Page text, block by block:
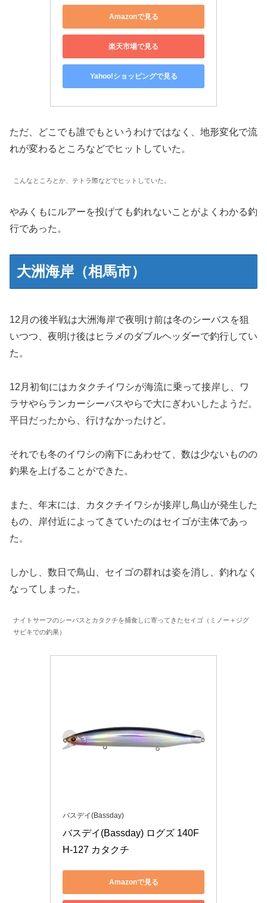
Amazonで見る
楽天市場で見る
Yahoo!ショッピングで見る
ただ、どこでも誰でもというわけではなく、地形変化で流
れが変わるところなどでヒットしていた。
こんなところとか、テトラ際などでヒットしていた。
やみくもにルアーを投げても釣れないことがよくわかる釣
行であった。
大洲海岸（相馬市）
12月の後半戦は大洲海岸で夜明け前は冬のシーバスを狙
いつつ、夜明け後はヒラメのダブルヘッダーで釣行してい
た。
12月初旬にはカタクチイワシが海流に乗って接岸し、ワ
ラサやらランカーシーバスやらで大にぎわいしたようだ。
平日だったから、行けなかったけど。
それでも冬のイワシの南下にあわせて、数は少ないものの
釣果を上げることができた。
また、年末には、カタクチイワシが接岸し鳥山が発生した
もの、岸付近によってきていたのはセイゴが主体であっ
た。
しかし、数日で鳥山、セイゴの群れは姿を消し、釣れなく
なってしまった。
ナイトサーフのシーバスとカタクチを捕食しに寄ってきたセイゴ（ミノー＋ジグ
サビキでの釣果）
バスデイ(Bassday)
バスデイ(Bassday) ログズ 140F
H-127 カタクチ
Amazonで見る